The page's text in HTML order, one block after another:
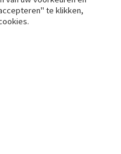
te klikken,